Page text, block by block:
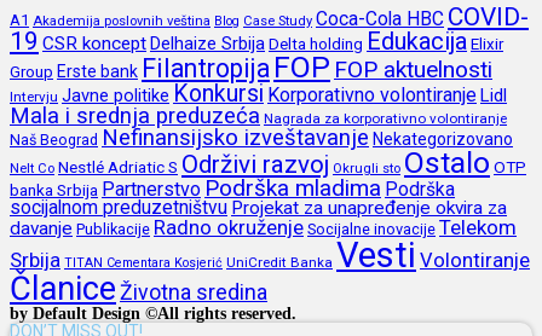
A1 Akademija poslovnih veština Blog Case Study Coca-Cola HBC COVID-
19 CSR konceptDelhaize Srbija Delta holding Edukacija Elixir
Group Erste bank Filantropija FOP FOP aktuelnosti
Intervju Javne politike Konkursi Korporativno volontiranjeLidl
Mala i srednja preduzeća Nagrada za korporativno volontiranje
Naš Beograd Nefinansijsko izveštavanje Nekategorizovano
Nelt Co Nestlé Adriatic S Održivi razvoj Okrugli sto Ostalo OTP
banka Srbija Partnerstvo Podrška mladima Podrška
socijalnom preduzetništvu Projekat za unapređenje okvira za
davanje Publikacije Radno okruženje Socijalne inovacije Telekom
Srbija TITAN Cementara Kosjerić UniCredit Banka Vesti Volontiranje
Članice Životna sredina
by Default Design ©All rights reserved.
DON’T MISS OUT!